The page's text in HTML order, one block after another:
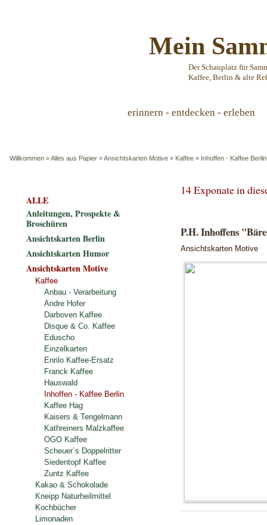
Mein
Der Schauplatz für
Kaffee, Berlin & alte
erinnern - entdecken - erleben
Willkommen »Alles aus Papier »Ansichtskarten Motive » Kaffee » Inhoffen - Kaffee Berlin
14 Exponate in
P.H. Inhoffens
Ansichtskarten Motive
ALLE
Anleitungen, Prospekte &
Broschüren
Ansichtskarten Berlin
Ansichtskarten Humor
Ansichtskarten Motive
Kaffee
Anbau - Verarbeitung
Andre Hofer
Darboven Kaffee
Disque & Co. Kaffee
Eduscho
Einzelkarten
Enrilo Kaffee-Ersatz
Franck Kaffee
Hauswald
Inhoffen - Kaffee Berlin
Kaffee Hag
Kaisers & Tengelmann
Kathreiners Malzkaffee
OGO Kaffee
Scheuer´s Doppelritter
Siedentopf Kaffee
Zuntz Kaffee
Kakao & Schokolade
Kneipp Naturheilmittel
Kochbücher
Limonaden